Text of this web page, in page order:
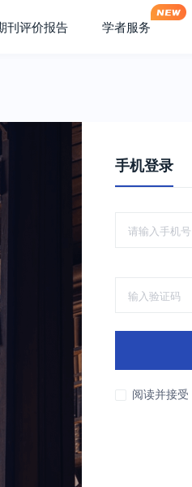
刊评价报告 学者服务
手机登录
阅读并接受